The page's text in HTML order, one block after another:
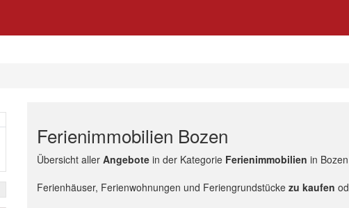
Ferienimmobilien Bozen
Übersicht aller Angebotein der Kategorie Ferienimmobilien in Bozen
Ferienhäuser, Ferienwohnungen und Feriengrundstücke zu kaufen